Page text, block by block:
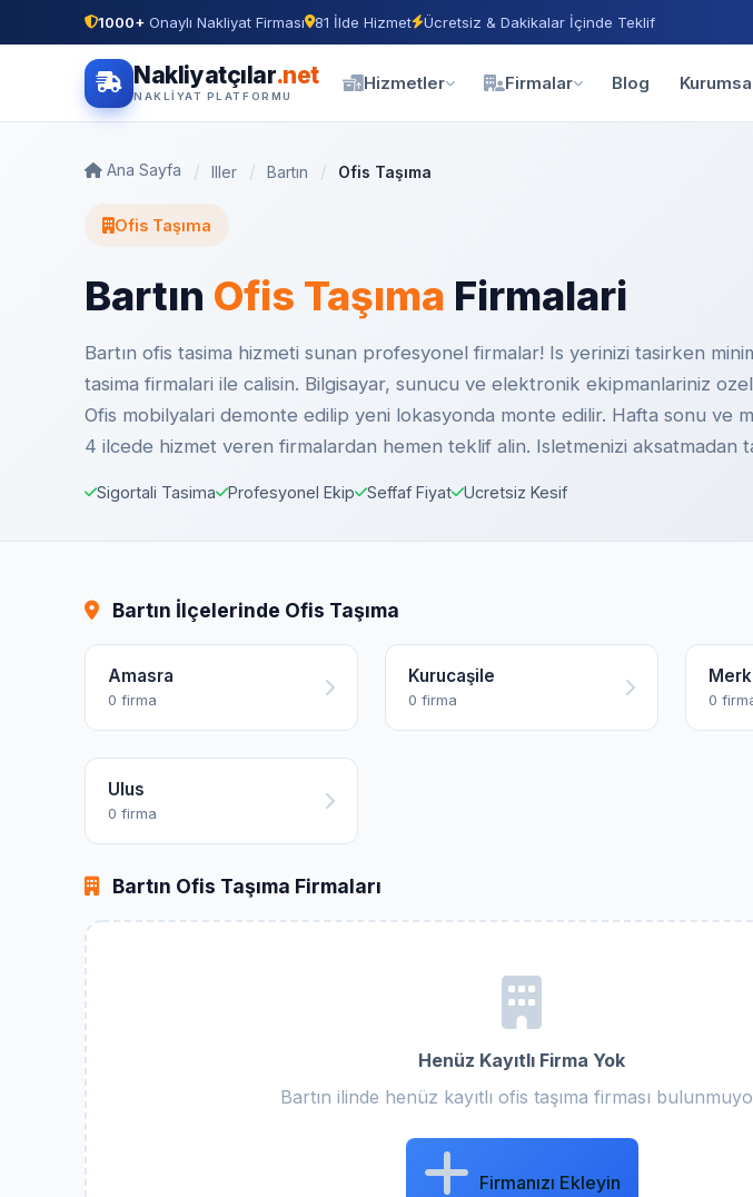
1000+ Onaylı Nakliyat Firması 81 İlde Hizmet Ücretsiz & Dakikalar İçinde Teklif
Nakliyatçılar.net
NAKLIYAT PLATFORMU
Hizmetler Firmalar Blog
Ana Sayfa Iller Bartın Ofis Taşıma
Ofis Taşıma
Bartın Ofis Taşıma Firmalari
Bartın ofis tasima hizmeti sunan profesyonel firmalar! Is yerinizi tasirken
tasima firmalari ile calisin. Bilgisayar, sunucu ve elektronik ekipmanlariniz
Ofis mobilyalari demonte edilip yeni lokasyonda monte edilir. Hafta sonu ve
4 ilcede hizmet veren firmalardan hemen teklif alin. Isletmenizi aksatmadan
Sigortali Tasima Profesyonel Ekip Seffaf Fiyat Ucretsiz Kesif
Bartın İlçelerinde Ofis Taşıma
Amasra
0 firma
Kurucaşile
0 firma 0
Ulus
0 firma
Bartın Ofis Taşıma Firmaları
Henüz Kayıtlı Firma Yok
Bartın ilinde henüz kayıtlı ofis taşıma firması
Firmanızı Ekleyin